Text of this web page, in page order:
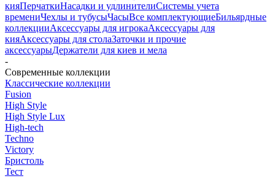
кияПерчаткиНасадки и удлинителиСистемы учета
времениЧехлы и тубусыЧасыВсе комплектующиеБильярдные
коллекцииАксессуары для игрокаАксессуары для
кияАксессуары для столаЗаточки и прочие
аксессуарыДержатели для киев и мела
-
Современные коллекции
Классические коллекции
Fusion
High Style
High Style Lux
High-tech
Techno
Victory
Бристоль
Тест